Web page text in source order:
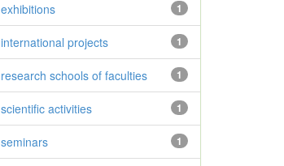
1
exhibitions
1
international projects
1
research schools of faculties
1
scientific activities
1
seminars